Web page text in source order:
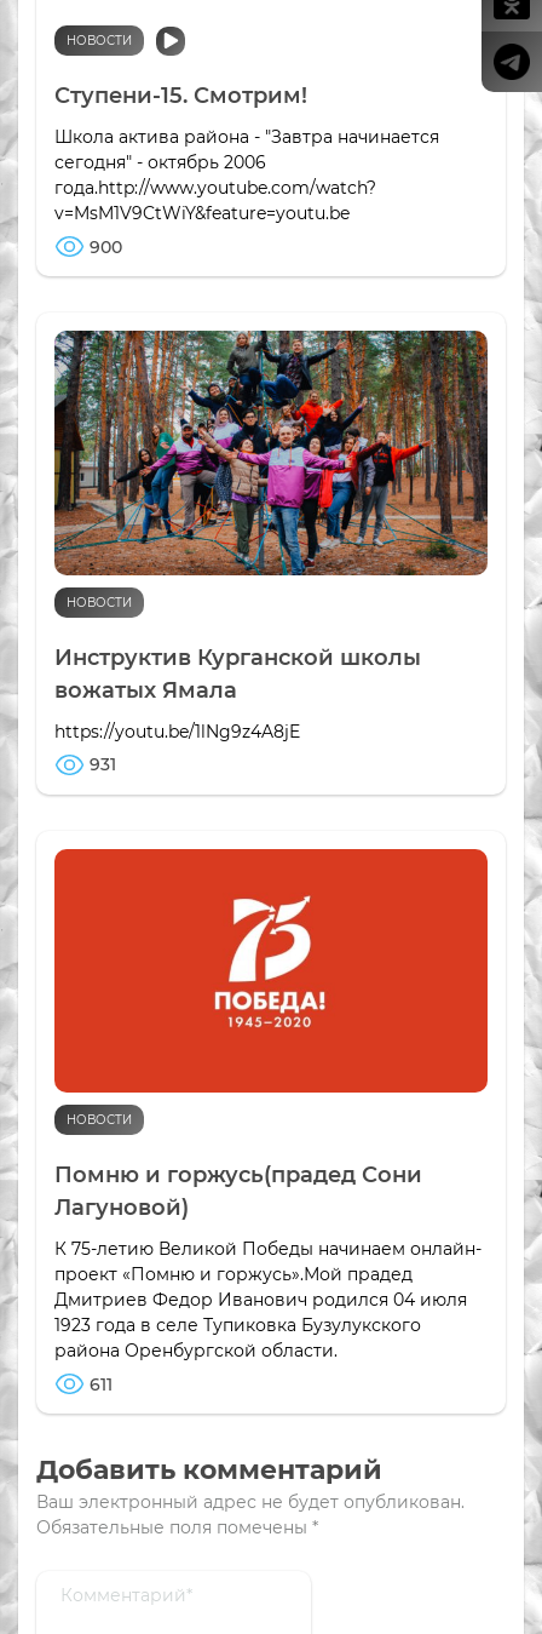
НОВОСТИ
Ступени-15. Смотрим!
Школа актива района - "Завтра начинается
сегодня" - октябрь 2006
года.http://www.youtube.com/watch?
v=MsM1V9CtWiY&feature=youtu.be
900
НОВОСТИ
Инструктив Курганской школы
вожатых Ямала
https://youtu.be/1lNg9z4A8jE
931
НОВОСТИ
Помню и горжусь(прадед Сони
Лагуновой)
К 75-летию Великой Победы начинаем онлайн-
проект «Помню и горжусь».Мой прадед
Дмитриев Федор Иванович родился 04 июля
1923 года в селе Тупиковка Бузулукского
района Оренбургской области.
611
Добавить комментарий
Ваш электронный адрес не будет опубликован.
Обязательные поля помечены *